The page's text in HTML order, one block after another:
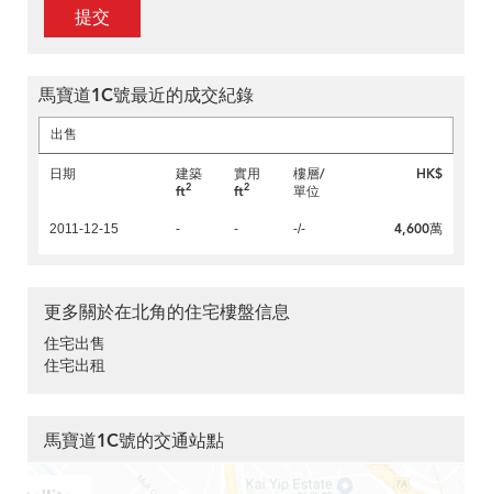
提交
馬寶道1C號最近的成交紀錄
出售
日期
建築
ft2
實用
ft2
樓層/
單位
HK$
2011-12-15 - - -/- 4,600萬
更多關於在北角的住宅樓盤信息
住宅出售
住宅出租
馬寶道1C號的交通站點